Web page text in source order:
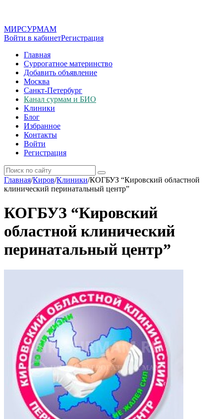
МИРСУРМАМ
Войти в кабинетРегистрация
Главная
Суррогатное материнство
Добавить объявление
Москва
Санкт-Петербург
Канал сурмам и БИО
Клиники
Блог
Избранное
Контакты
Войти
Регистрация
Главная/Киров/Клиники/КОГБУЗ “Кировский областной
клинический перинатальный центр”
КОГБУЗ “Кировский
областной клинический
перинатальный центр”